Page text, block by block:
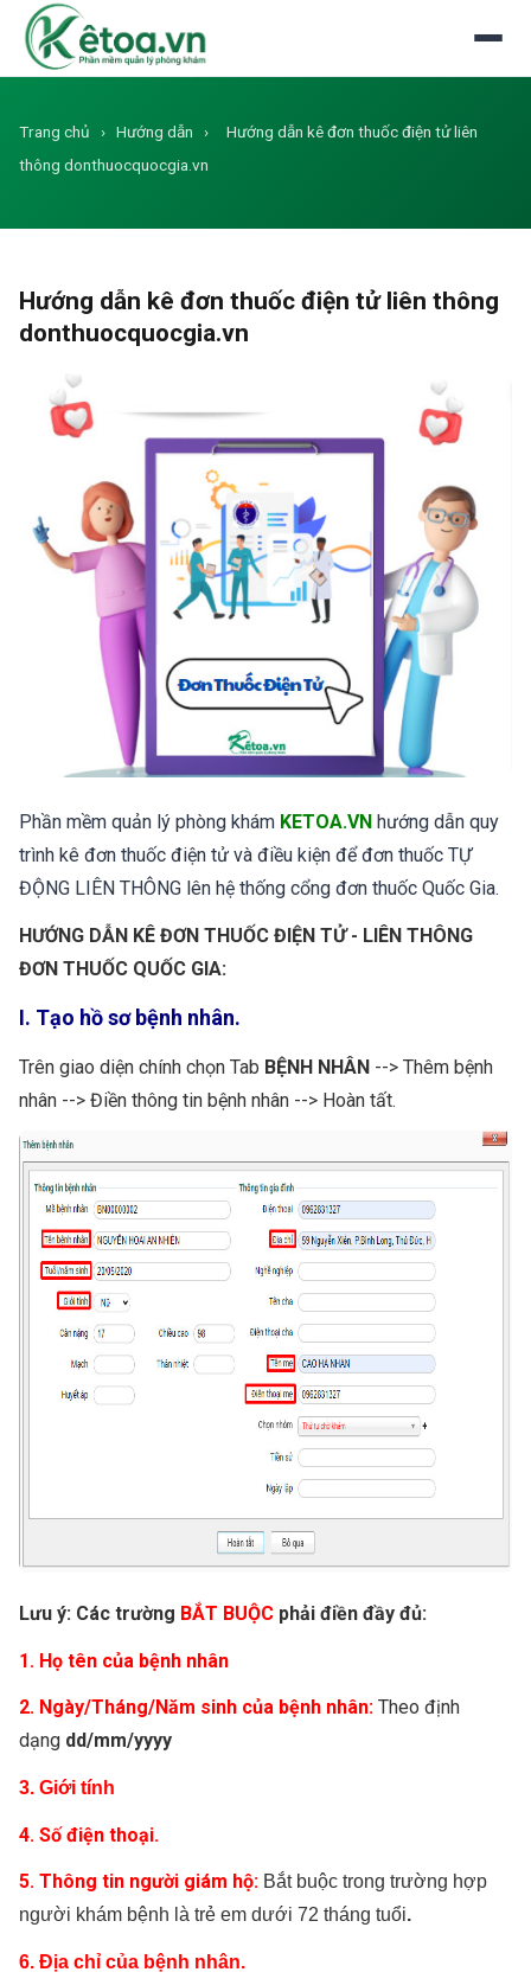
Trang chủ › Hướng dẫn ›
Hướng dẫn kê đơn thuốc điện tử liên
thông donthuocquocgia.vn
Hướng dẫn kê đơn thuốc điện tử liên thông
donthuocquocgia.vn
Phần mềm quản lý phòng khám KETOA.VN hướng dẫn quy
trình kê đơn thuốc điện tử và điều kiện để đơn thuốc TỰ
ĐỘNG LIÊN THÔNG lên hệ thống cổng đơn thuốc Quốc Gia.
HƯỚNG DẪN KÊ ĐƠN THUỐC ĐIỆN TỬ - LIÊN THÔNG
ĐƠN THUỐC QUỐC GIA:
I. Tạo hồ sơ bệnh nhân.
Trên giao diện chính chọn Tab BỆNH NHÂN --> Thêm bệnh
nhân --> Điền thông tin bệnh nhân --> Hoàn tất.
Lưu ý: Các trường BẮT BUỘC phải điền đầy đủ:
1. Họ tên của bệnh nhân
2. Ngày/Tháng/Năm sinh của bệnh nhân: Theo định
dạng dd/mm/yyyy
3. Giới tính
4. Số điện thoại.
5. Thông tin người giám hộ: Bắt buộc trong trường hợp
người khám bệnh là trẻ em dưới 72 tháng tuổi.
6. Địa chỉ của bệnh nhân.